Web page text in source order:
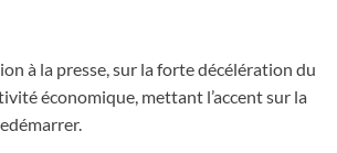
à la presse, sur la forte décélération du
économique, mettant l’accent sur la